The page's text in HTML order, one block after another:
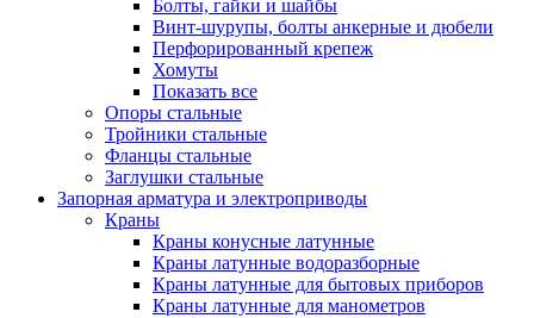
Болты, гайки и шайбы
Винт-шурупы, болты анкерные и дюбели
Перфорированный крепеж
Хомуты
Показать все
Опоры стальные
Тройники стальные
Фланцы стальные
Заглушки стальные
Запорная арматура и электроприводы
Краны
Краны конусные латунные
Краны латунные водоразборные
Краны латунные для бытовых приборов
Краны латунные для манометров